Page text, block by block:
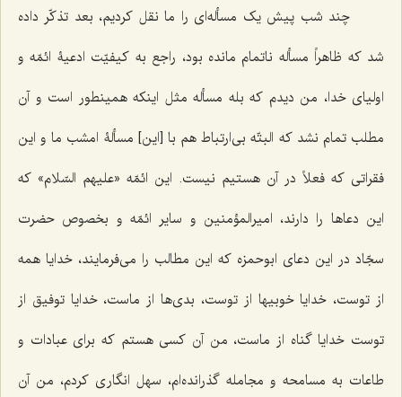
چند شب پیش یک مسأله‌ای را ما نقل کردیم، بعد تذکّر داده
شد که ظاهراً مسأله ناتمام مانده بود، راجع به کیفیّت ادعیۀ ائمّه و
اولیای خدا، من دیدم که بله مسأله مثل اینکه همینطور است و آن
مطلب تمام نشد که البتّه بی‌ارتباط هم با [این] مسألۀ امشب ما و این
فقراتی که فعلاً در آن هستیم نیست. این ائمّه «علیهم السّلام» که
این دعاها را دارند، امیرالمؤمنین و سایر ائمّه و بخصوص حضرت
سجّاد در این دعای ابوحمزه که این مطالب را می‌فرمایند، خدایا همه
از توست، خدایا خوبیها از توست، بدی‌ها از ماست، خدایا توفیق از
توست خدایا گناه از ماست، من آن کسی هستم که برای عبادات و
طاعات به مسامحه و مجامله گذرانده‌ام، سهل انگاری کردم، من آن